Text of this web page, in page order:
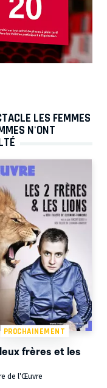
LES FEMMES
N'ONT
PROCHAINEMENT
frères et les
de l'Œuvre